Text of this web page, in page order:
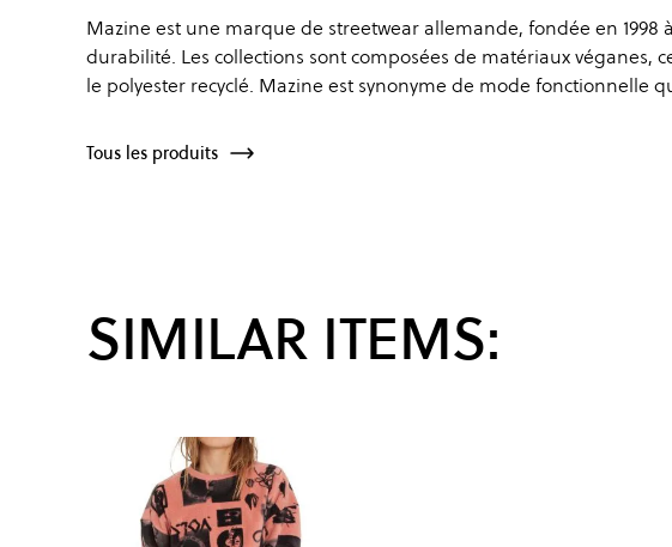
Mazine est une marque de streetwear allemande, fondée en
durabilité. Les collections sont composées de matériaux véganes,
le polyester recyclé. Mazine est synonyme de mode
Tous les produits
SIMILAR ITEMS: